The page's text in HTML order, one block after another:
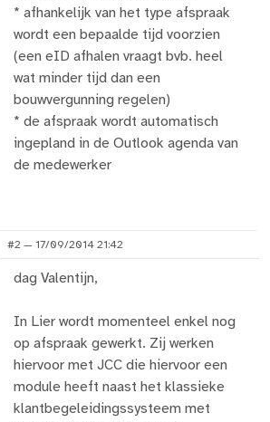
* afhankelijk van het type afspraak
wordt een bepaalde tijd voorzien
(een eID afhalen vraagt bvb. heel
wat minder tijd dan een
bouwvergunning regelen)
* de afspraak wordt automatisch
ingepland in de Outlook agenda van
de medewerker
#2 — 17/09/2014 21:42
dag Valentijn,
In Lier wordt momenteel enkel nog
op afspraak gewerkt. Zij werken
hiervoor met JCC die hiervoor een
module heeft naast het klassieke
klantbegeleidingssysteem met